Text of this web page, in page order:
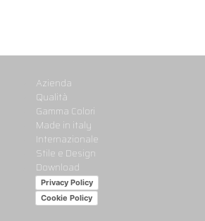
Azienda
Qualità
Gamma Colori
Made in italy
Internazionale
Stile e Design
Download
Privacy Policy
Cookie Policy